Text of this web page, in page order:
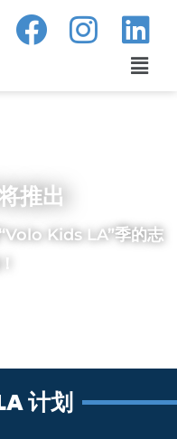
菜
单
推出
Kids LA”季的志
计划